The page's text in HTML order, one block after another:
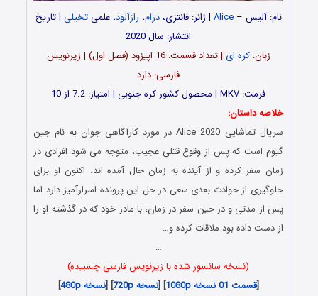
نام: آلیس –Alice | ژانر: فانتزی،درام، رازآلود، علمیتخیلی | تاریخ
انتشار: سال 2020
زبان:کره ای
| تعداد قسمت: 16 اپیزود (فصل اول) | زیرنویس
فارسی: دارد
فرمت: MKV | محصول کشور کره جنوبی | امتیاز: 7.2 از 10
خلاصه داستان:
سریال تماشایی Alice 2020 در مورد کارآگاهی جوان به نام جین
گیوم است که پس از وقوع قتلی عجیب، متوجه می شود افرادی در
زمان سفر کرده و از آینده به زمان حال آمده اند. اکنون او برای
جلوگیری از حوادث بعدی سعی در حل این پرونده اسرارآمیز دارد اما
پس از مدتی و در حین سفر در زمان، با مادر خود که در گذشته او را
از دست داده بود ملاقات کرده و…
…
(نسخه سانسور شده با زیرنویس فارسی چسبیده)
[قسمت 01 نسخه 1080p ] [نسخه 720p ] [نسخه 480p
]